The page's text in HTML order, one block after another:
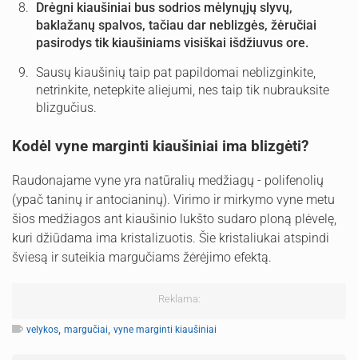
Drėgni kiaušiniai bus sodrios mėlynųjų slyvų,
baklažanų spalvos, tačiau dar neblizgės, žėručiai
pasirodys tik kiaušiniams visiškai išdžiuvus ore.
Sausų kiaušinių taip pat papildomai neblizginkite,
netrinkite, netepkite aliejumi, nes taip tik nubrauksite
blizgučius.
Kodėl vyne marginti kiaušiniai ima blizgėti?
Raudonajame vyne yra natūralių medžiagų - polifenolių
(ypač taninų ir antocianinų). Virimo ir mirkymo vyne metu
šios medžiagos ant kiaušinio lukšto sudaro ploną plėvelę,
kuri džiūdama ima kristalizuotis. Šie kristaliukai atspindi
šviesą ir suteikia margučiams žėrėjimo efektą.
Reklama:
velykos, margučiai, vyne marginti kiaušiniai